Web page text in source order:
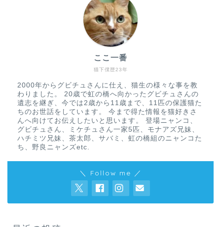
猫下僕歴23年
ここ一番
2000年からグビチュさんに仕え、猫生の様々な事を教
わりました。 20歳で虹の橋へ向かったグビチュさんの
遺志を継ぎ、今では2歳から11歳まで、11匹の保護猫た
ちのお世話をしています。 今まで得た情報を猫好きさ
んへ向けてお伝えしたいと思います。 登場ニャンコ、
グビチュさん、ミケチュさん一家5匹、モナアズ兄妹、
ハチミツ兄妹、茶太郎、サバミ、虹の橋組のニャンコた
ち、野良ニャンズetc.
＼ Follow me ／